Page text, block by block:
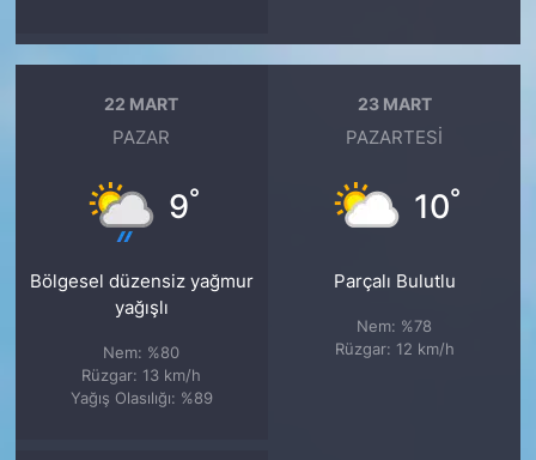
22 MART
PAZAR
9°
Bölgesel düzensiz yağmur
yağışlı
Nem: %80
Rüzgar: 13 km/h
Yağış Olasılığı: %89
23 MART
PAZARTESI
10°
Parçalı Bulutlu
Nem: %78
Rüzgar: 12 km/h